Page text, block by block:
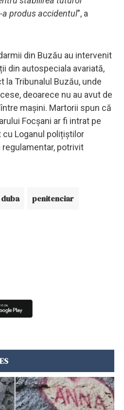
produs accidentul", a
din Buzău au intervenit
din autospeciala avariată,
la Tribunalul Buzău, unde
deoarece nu au avut de
mașini. Martorii spun că
Focșani ar fi intrat pe
Loganul polițiștilor
potrivit
duba penitenciar